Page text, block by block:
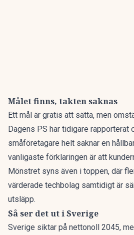
Målet finns, takten saknas
Ett mål är gratis att sätta, men
Dagens PS har tidigare rapporterat
småföretagare helt saknar en
vanligaste förklaringen är att
Mönstret syns även i toppen, där
värderade techbolag samtidigt är
utsläpp.
Så ser det ut i Sverige
Sverige siktar på nettonoll 2045,